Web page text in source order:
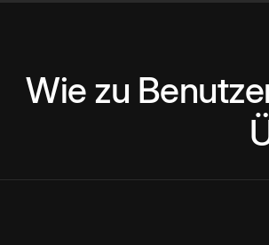
Wie zu